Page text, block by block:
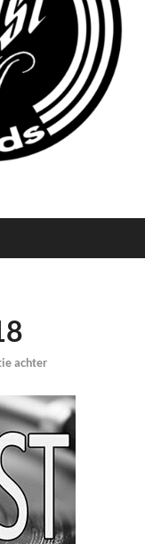
achter